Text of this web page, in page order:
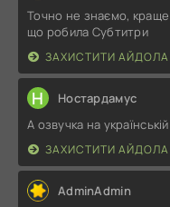
Точно не знаємо, краще
що робила Субтитри
ЗАХИСТИТИ АЙДОЛА
Н Ностардамус
А озвучка на
ЗАХИСТИТИ АЙДОЛА
AdminAdmin